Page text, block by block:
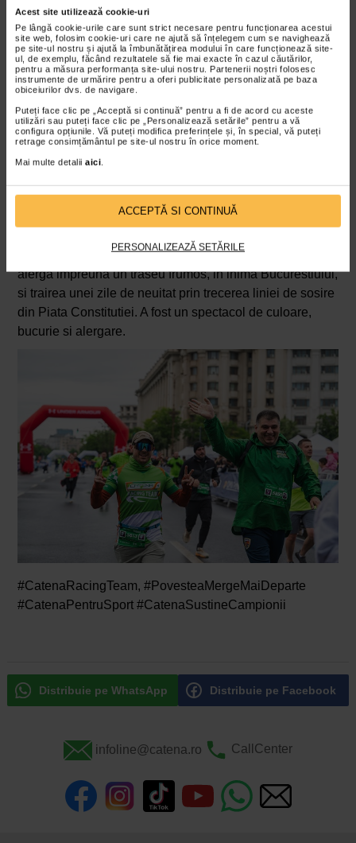
Acest site utilizează cookie-uri
Pe lângă cookie-urile care sunt strict necesare pentru funcționarea acestui
site web, folosim cookie-uri care ne ajută să înțelegem cum se navighează
pe site-ul nostru și ajută la îmbunătățirea modului în care funcționează site-
ul, de exemplu, făcând rezultatele să fie mai exacte în cazul căutărilor,
pentru a măsura performanța site-ului nostru. Partenerii noștri folosesc
instrumente de urmărire pentru a oferi publicitate personalizată pe baza
obiceiurilor dvs. de navigare.
Puteți face clic pe „Acceptă si continuă” pentru a fi de acord cu aceste
utilizări sau puteți face clic pe „Personalizează setările” pentru a vă
configura opțiunile. Vă puteți modifica preferințele și, în special, vă puteți
retrage consimțământul pe site-ul nostru în orice moment.
Mai multe detalii aici.
ACCEPTĂ SI CONTINUĂ
PERSONALIZEAZĂ SETĂRILE
Ceea ce au avut cu totii in comun a fost bucuria de a
alerga impreuna un traseu frumos, in inima Bucurestiului,
si trairea unei zile de neuitat prin trecerea liniei de sosire
din Piata Constitutiei. A fost un spectacol de culoare,
bucurie si alergare.
#CatenaRacingTeam, #PovesteaMergeMaiDeparte
#CatenaPentruSport #CatenaSustineCampionii
Distribuie pe WhatsApp Distribuie pe Facebook
infoline@catena.ro CallCenter